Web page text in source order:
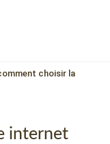
choisir la
internet